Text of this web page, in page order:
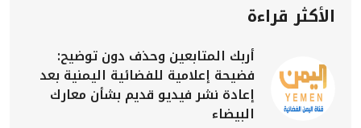
الأكثر قراءة
أربك المتابعين وحذف دون توضيح:
فضيحة إعلامية للفضائية اليمنية بعد
إعادة نشر فيديو قديم بشأن معارك
البيضاء